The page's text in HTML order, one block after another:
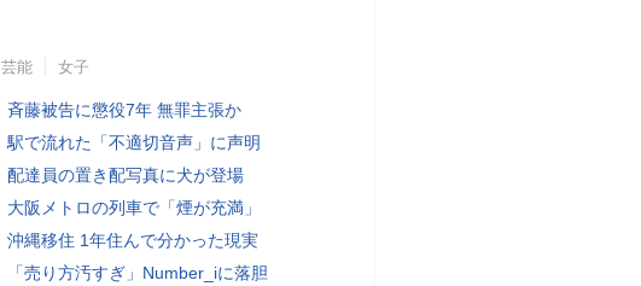
芸能 女子
斉藤被告に懲役7年 無罪主張か
駅で流れた「不適切音声」に声明
配達員の置き配写真に犬が登場
大阪メトロの列車で「煙が充満」
沖縄移住 1年住んで分かった現実
「売り方汚すぎ」Number_iに落胆